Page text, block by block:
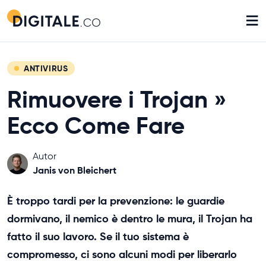
≡
ANTIVIRUS
Rimuovere i Trojan »
Ecco Come Fare
Autor
Janis von Bleichert
È troppo tardi per la prevenzione: le guardie
dormivano, il nemico è dentro le mura, il Trojan ha
fatto il suo lavoro. Se il tuo sistema è
compromesso, ci sono alcuni modi per liberarlo